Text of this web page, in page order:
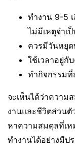
ทำงาน 9-5 เ
ไม่มีเหตุจำเ
ควรมีวันหยุ
ใช้เวลาอยู่กั
ทำกิจกรรมที่
จะเห็นได้ว่าความ
งานและชีวิตส่วนตั
หาความสมดุลที่เ
ทำงานได้อย่างมี